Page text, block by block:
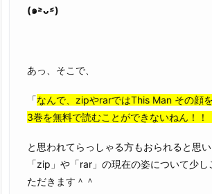
(๑˃̵ᴗ˂̵)
あっ、そこで、
「なんで、zipやrarではThis Man その顔
3巻を無料で読むことができないねん！！
と思われてらっしゃる方もおられると思い
「zip」や「rar」の現在の姿について少
ただきます＾＾